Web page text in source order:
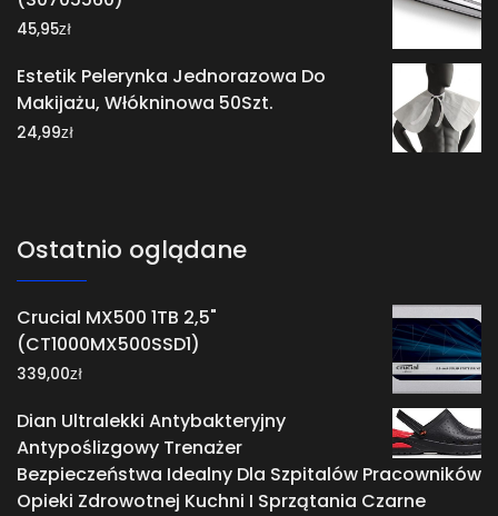
45,95zł
Estetik Pelerynka Jednorazowa Do
Makijażu, Włókninowa 50Szt.
24,99zł
Ostatnio oglądane
Crucial MX500 1TB 2,5"
(CT1000MX500SSD1)
339,00zł
Dian Ultralekki Antybakteryjny
Antypoślizgowy Trenażer
Bezpieczeństwa Idealny Dla Szpitalów Pracowników
Opieki Zdrowotnej Kuchni I Sprzątania Czarne